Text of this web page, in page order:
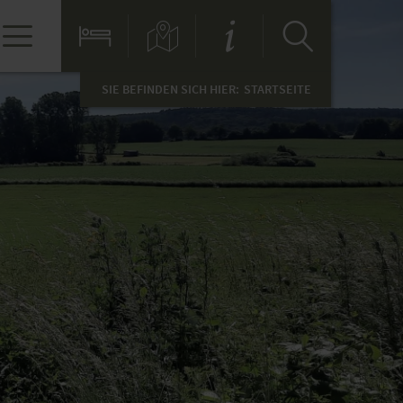
SIE BEFINDEN SICH HIER: STARTSEITE